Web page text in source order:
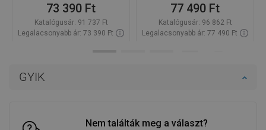
GYIK
Nem találták meg a választ?
73 390 Ft
Katalógusár: 91 737 Ft
Legalacsonyabb ár: 73 390 Ft
77 490 Ft
Katalógusár: 96 862 Ft
Legalacsonyabb ár: 77 490 Ft